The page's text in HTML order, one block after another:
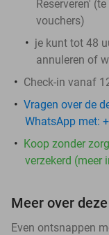
Reserveren'
vouchers)
je kunt tot 48
annuleren of
Check-in vanaf
Vragen over de
WhatsApp met:
Koop zonder
verzekerd (meer
Meer over
Even ontsnappen